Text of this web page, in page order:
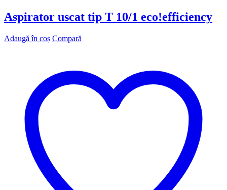
Aspirator uscat tip T 10/1 eco!efficiency
Adaugă în coș Compară